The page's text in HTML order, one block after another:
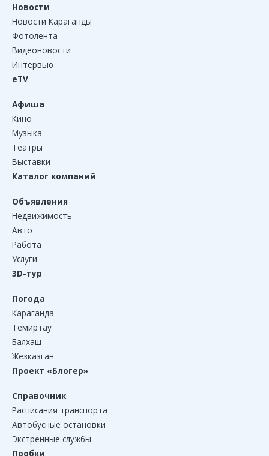
Новости
Новости Караганды
Фотолента
Видеоновости
Интервью
eTV
Афиша
Кино
Музыка
Театры
Выставки
Каталог компаний
Объявления
Недвижимость
Авто
Работа
Услуги
3D-тур
Погода
Караганда
Темиртау
Балхаш
Жезказган
Проект «Блогер»
Справочник
Расписания транспорта
Автобусные остановки
Экстренные службы
Пробки